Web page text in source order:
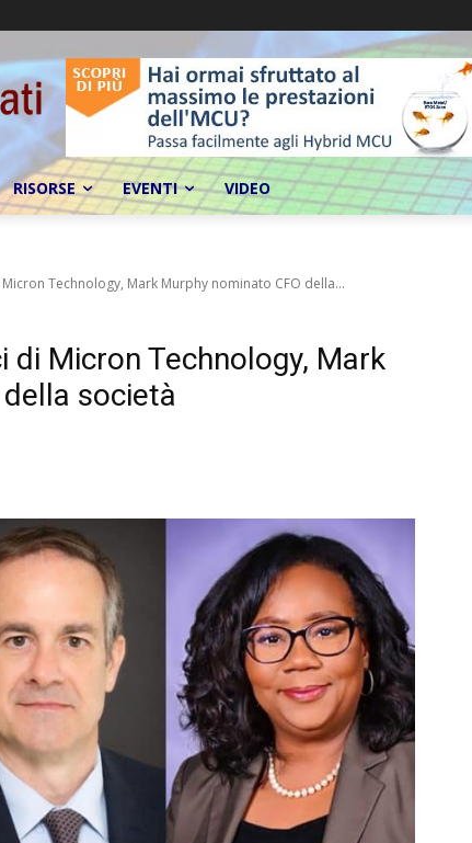
RISORSE EVENTI VIDEO
Technology, Mark Murphy nominato CFO della...
di Micron Technology, Mark
società